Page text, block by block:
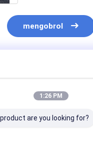
mengobrol
1:26 PM
are you looking for?